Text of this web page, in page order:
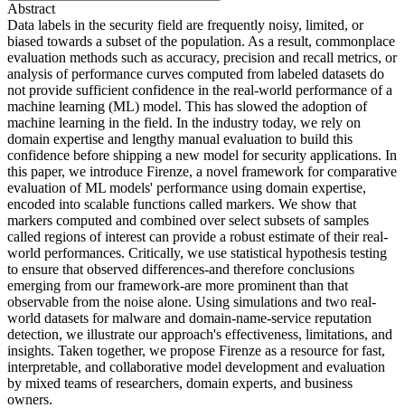
Abstract
Data labels in the security field are frequently noisy, limited, or
biased towards a subset of the population. As a result, commonplace
evaluation methods such as accuracy, precision and recall metrics, or
analysis of performance curves computed from labeled datasets do
not provide sufficient confidence in the real-world performance of a
machine learning (ML) model. This has slowed the adoption of
machine learning in the field. In the industry today, we rely on
domain expertise and lengthy manual evaluation to build this
confidence before shipping a new model for security applications. In
this paper, we introduce Firenze, a novel framework for comparative
evaluation of ML models' performance using domain expertise,
encoded into scalable functions called markers. We show that
markers computed and combined over select subsets of samples
called regions of interest can provide a robust estimate of their real-
world performances. Critically, we use statistical hypothesis testing
to ensure that observed differences-and therefore conclusions
emerging from our framework-are more prominent than that
observable from the noise alone. Using simulations and two real-
world datasets for malware and domain-name-service reputation
detection, we illustrate our approach's effectiveness, limitations, and
insights. Taken together, we propose Firenze as a resource for fast,
interpretable, and collaborative model development and evaluation
by mixed teams of researchers, domain experts, and business
owners.